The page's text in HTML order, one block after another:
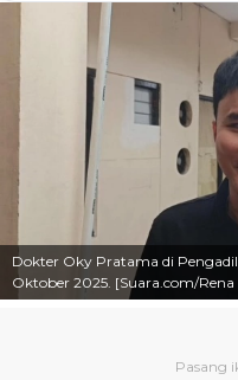
Dokter Oky Pratama di
Oktober 2025. [Suara.com/Rena